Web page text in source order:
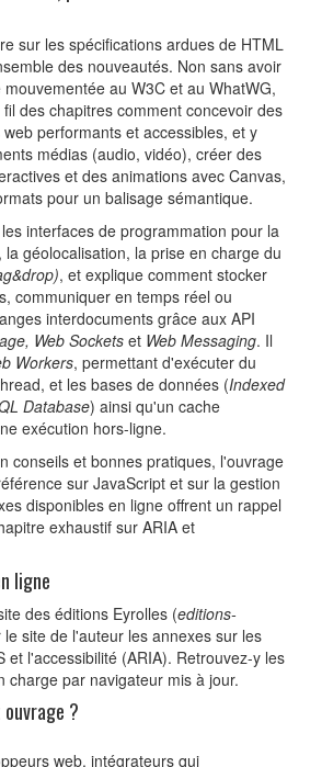
sur les spécifications ardues de HTML
des nouveautés. Non sans avoir
au W3C et au WhatWG,
des chapitres comment concevoir des
performants et accessibles, et y
médias (audio, vidéo), créer des
et des animations avec Canvas,
pour un balisage sémantique.
interfaces de programmation pour la
géolocalisation, la prise en charge du
, et explique comment stocker
communiquer en temps réel ou
interdocuments grâce aux API
Web Sockets et Web Messaging. Il
Workers, permettant d'exécuter du
et les bases de données (Indexed
Database) ainsi qu'un cache
exécution hors-ligne.
conseils et bonnes pratiques, l'ouvrage
sur JavaScript et sur la gestion
disponibles en ligne offrent un rappel
exhaustif sur ARIA et
ligne
des éditions Eyrolles (editions-
le site de l'auteur les annexes sur les
et l'accessibilité (ARIA). Retrouvez-y les
charge par navigateur mis à jour.
?
web, intégrateurs qui